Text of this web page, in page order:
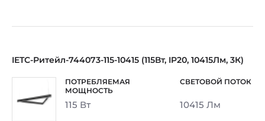
IETC-Ритейл-744073-115-10415 (115Вт, IP20, 10415Лм, 3К)
115 Вт 10415 Лм